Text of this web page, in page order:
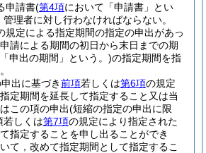
申請書(第4項において「申請書」とい
理者に対し行わなければならない。
規定による指定期間の指定の申出があっ
請による期間の初日から末日までの期
申出の期間」という。)の指定期間を指
出に基づき前項若しくは第6項の規定
定期間を延長して指定すること又は当
この項の申出(短縮の指定の申出に限
若しくは第7項の規定により指定された
指定することを申し出ることができ
て，改めて指定期間として指定するこ